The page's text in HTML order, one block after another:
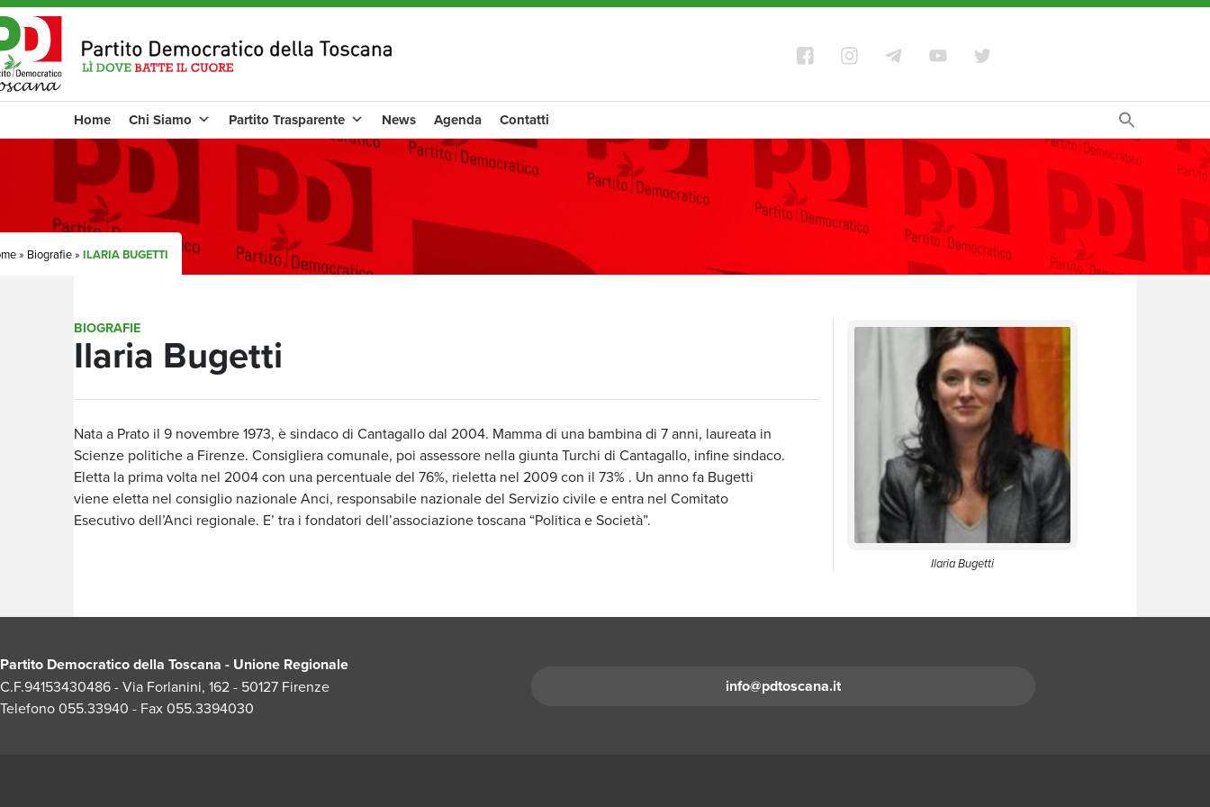
Home Chi Siamo Partito Trasparente News Agenda Contatti
» Biografie» ILARIA BUGETTI
BIOGRAFIE
Ilaria Bugetti
Nata a Prato il 9 novembre 1973, è sindaco di Cantagallo dal 2004. Mamma di una bambina di 7 anni, laureata in
Scienze politiche a Firenze. Consigliera comunale, poi assessore nella giunta Turchi di Cantagallo, infine sindaco.
Eletta la prima volta nel 2004 con una percentuale del 76%, rieletta nel 2009 con il 73% . Un anno fa Bugetti
viene eletta nel consiglio nazionale Anci, responsabile nazionale del Servizio civile e entra nel Comitato
Esecutivo dell’Anci regionale. E’ tra i fondatori dell’associazione toscana “Politica e Società”.
Ilaria Bugetti
Partito Democratico della Toscana - Unione Regionale
C.F.94153430486 - Via Forlanini, 162 - 50127 Firenze
Telefono 055.33940 - Fax 055.3394030
info@pdtoscana.it